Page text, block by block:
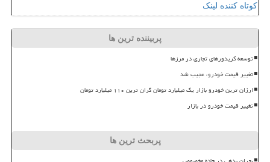
کوتاه کننده لینک
پربیننده ترین ها
توسعه کریدورهای تجاری در مرزها
تغییر قیمت خودرو، عجیب شد
ارزان ترین خودرو بازار یک میلیارد تومان گران ترین ۱۱۰ میلیارد تومان
تغییر قیمت خودرو در بازار
پربحث ترین ها